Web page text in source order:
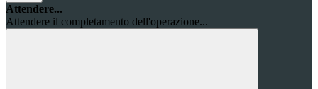
Attendere...
Attendere il completamento dell'operazione...